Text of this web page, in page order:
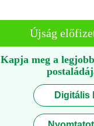
Újság
Kapja meg a
Digitális